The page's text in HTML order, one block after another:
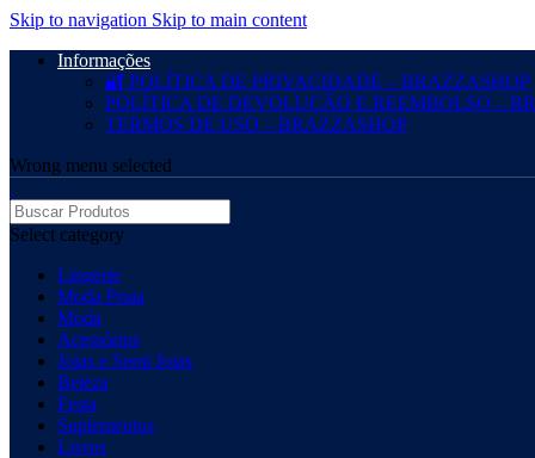
Skip to navigation Skip to main content
Informações
🔐 POLÍTICA DE PRIVACIDADE – BRAZZASHOP
POLÍTICA DE DEVOLUÇÃO E REEMBOLSO –
TERMOS DE USO – BRAZZASHOP
Wrong menu selected
Select category
Lingerie
Moda Praia
Moda
Acessórios
Joias e Semi Joias
Beleza
Festa
Suplementos
Livros